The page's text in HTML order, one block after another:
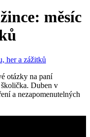
měsíc
otázky na paní
Duben v
a nezapomenutelných